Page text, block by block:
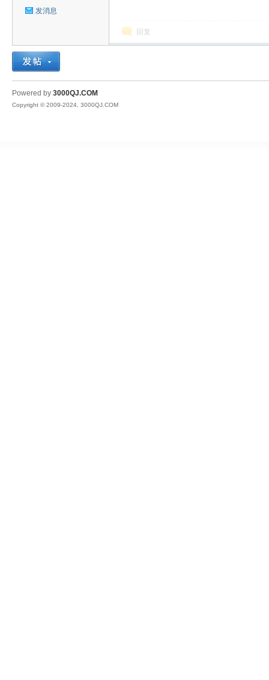
QJ
发消息
回复
Powered by 3000QJ.COM
Copyright © 2009-2024, 3000QJ.COM